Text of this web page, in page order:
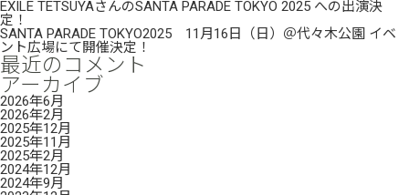
EXILE TETSUYAさんのSANTA PARADE TOKYO 2025 への出演決
定！
SANTA PARADE TOKYO2025 11月16日（日）＠代々木公園 イベ
ント広場にて開催決定！
最近のコメント
アーカイブ
2026年6月
2026年2月
2025年12月
2025年11月
2025年2月
2024年12月
2024年9月